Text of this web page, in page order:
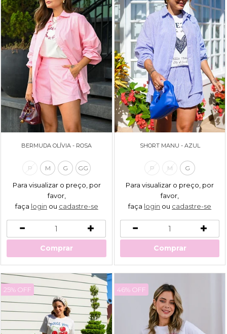
BERMUDA OLÍVIA - ROSA
P M G GG
Para visualizar o preço, por
favor,
faça login ou cadastre-se
Comprar
SHORT MANU - AZUL
P M G
Para visualizar o preço, por
favor,
faça login ou cadastre-se
Comprar
25% OFF 46% OFF